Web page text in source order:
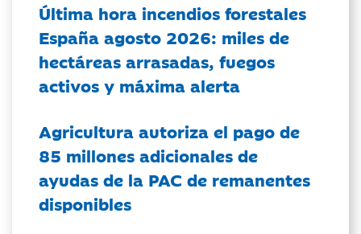
Última hora incendios forestales
España agosto 2026: miles de
hectáreas arrasadas, fuegos
activos y máxima alerta
Agricultura autoriza el pago de
85 millones adicionales de
ayudas de la PAC de remanentes
disponibles